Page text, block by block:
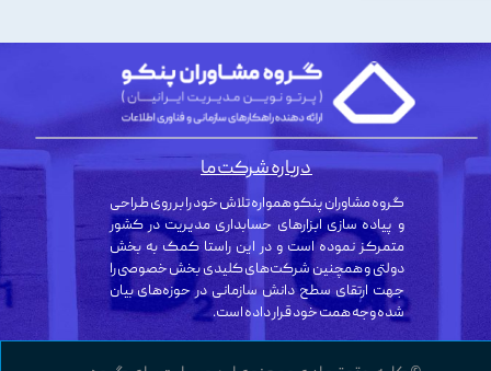
گروه مشاوران پنکو همواره تلاش خود را بر روی طراحی
و پیاده سازی ابزارهای حسابداری مدیریت در کشور
متمرکز نموده است و در این راستا کمک به بخش
دولتی و همچنین شرکت‌های کلیدی بخش خصوصی را
جهت ارتقای سطح دانش سازمانی در حوزه‌های بیان
شده وجه همت خود قرار داده است.
درباره شرکت ما